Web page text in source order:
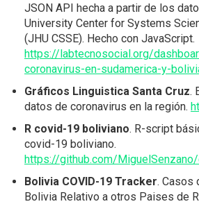
JSON API hecha a partir de los
University Center for Systems
(JHU CSSE). Hecho con JavaScript.
https://labtecnosocial.org/
coronavirus-en-sudamerica-y-
Gráficos Linguistica Santa Cruz.
datos de coronavirus en la región.
R covid-19 boliviano. R-script
covid-19 boliviano.
https://github.com/
Bolivia COVID-19 Tracker. Casos
Bolivia Relativo a otros Paises de